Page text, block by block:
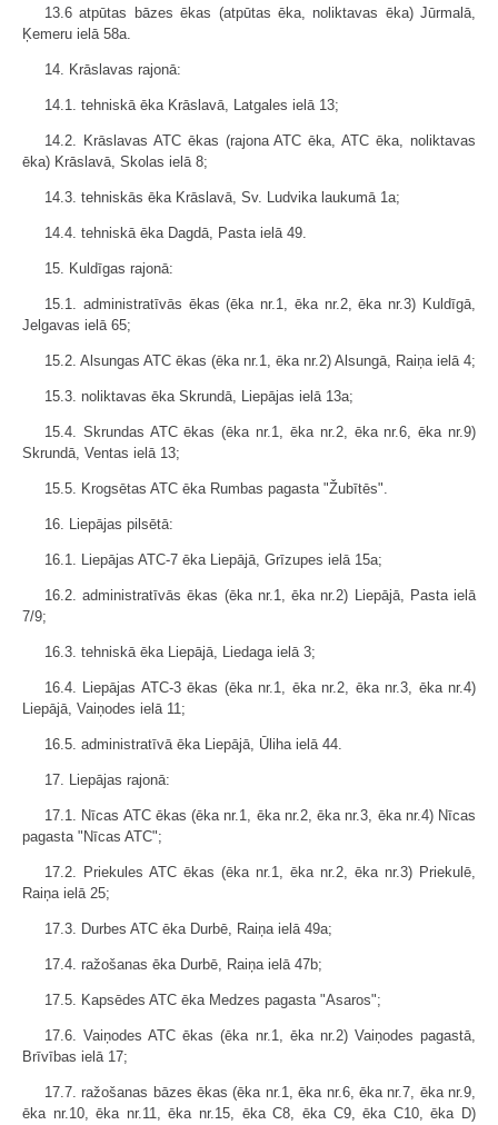
13.6 atpūtas bāzes ēkas (atpūtas ēka, noliktavas ēka) Jūrmalā,
Ķemeru ielā 58a.
14. Krāslavas rajonā:
14.1. tehniskā ēka Krāslavā, Latgales ielā 13;
14.2. Krāslavas ATC ēkas (rajona ATC ēka, ATC ēka, noliktavas
ēka) Krāslavā, Skolas ielā 8;
14.3. tehniskās ēka Krāslavā, Sv. Ludvika laukumā 1a;
14.4. tehniskā ēka Dagdā, Pasta ielā 49.
15. Kuldīgas rajonā:
15.1. administratīvās ēkas (ēka nr.1, ēka nr.2, ēka nr.3) Kuldīgā,
Jelgavas ielā 65;
15.2. Alsungas ATC ēkas (ēka nr.1, ēka nr.2) Alsungā, Raiņa ielā 4;
15.3. noliktavas ēka Skrundā, Liepājas ielā 13a;
15.4. Skrundas ATC ēkas (ēka nr.1, ēka nr.2, ēka nr.6, ēka nr.9)
Skrundā, Ventas ielā 13;
15.5. Krogsētas ATC ēka Rumbas pagasta "Žubītēs".
16. Liepājas pilsētā:
16.1. Liepājas ATC-7 ēka Liepājā, Grīzupes ielā 15a;
16.2. administratīvās ēkas (ēka nr.1, ēka nr.2) Liepājā, Pasta ielā
7/9;
16.3. tehniskā ēka Liepājā, Liedaga ielā 3;
16.4. Liepājas ATC-3 ēkas (ēka nr.1, ēka nr.2, ēka nr.3, ēka nr.4)
Liepājā, Vaiņodes ielā 11;
16.5. administratīvā ēka Liepājā, Ūliha ielā 44.
17. Liepājas rajonā:
17.1. Nīcas ATC ēkas (ēka nr.1, ēka nr.2, ēka nr.3, ēka nr.4) Nīcas
pagasta "Nīcas ATC";
17.2. Priekules ATC ēkas (ēka nr.1, ēka nr.2, ēka nr.3) Priekulē,
Raiņa ielā 25;
17.3. Durbes ATC ēka Durbē, Raiņa ielā 49a;
17.4. ražošanas ēka Durbē, Raiņa ielā 47b;
17.5. Kapsēdes ATC ēka Medzes pagasta "Asaros";
17.6. Vaiņodes ATC ēkas (ēka nr.1, ēka nr.2) Vaiņodes pagastā,
Brīvības ielā 17;
17.7. ražošanas bāzes ēkas (ēka nr.1, ēka nr.6, ēka nr.7, ēka nr.9,
ēka nr.10, ēka nr.11, ēka nr.15, ēka C8, ēka C9, ēka C10, ēka D)